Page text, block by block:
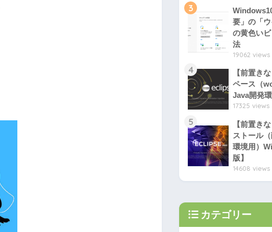
3
要」の「ウ
の黄色い
法
19062 views
4
【前置き
ペース（
Java開発
17325 views
5
【前置き
ストール
環境用）
版】
14608 views
カテゴリー